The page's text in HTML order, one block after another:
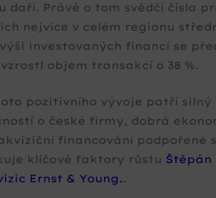
daří. Právě o tom svědčí čísla
nejvíce v celém regionu
investovaných financí se
objem transakcí o 38 %.
pozitivního vývoje patří silný
o české firmy, dobrá
financování podpořené
klíčové faktory růstu Štěpán
Ernst & Young..